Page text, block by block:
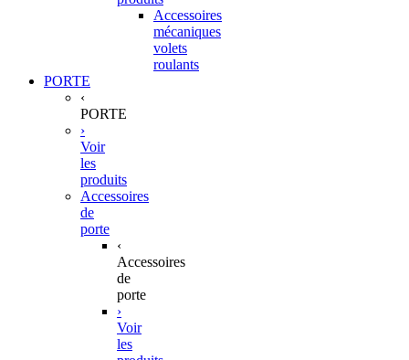
Accessoires
mécaniques
volets
roulants
PORTE
‹
PORTE
›
Voir
les
produits
Accessoires
de
porte
‹
Accessoires
de
porte
›
Voir
les